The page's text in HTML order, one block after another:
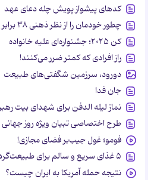
کدهای پیشواز پویش چله دعای عهد
چطور خودمان را از نظر ذهنی ۳۸ برابر قوی‌تر کنیم؟
کن ۲۰۲۵؛ جشنواره‌ای علیه خانواده
راز افرادی که کمتر ضرر می‌کنند!
دورود، سرزمین شگفتی‌های طبیعت
جان فدا
نماز لیله الدفن برای شهدای بیت
طرح اختصاصی تبیان ویژه روز
فومو؛ غول جیب‌بر فضای مجازی!
۵ غذای سریع و سالم برای طبیعت‌گردی
نتیجه حمله آمریکا به ایران چیست؟